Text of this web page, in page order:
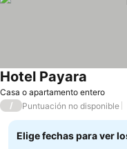
Casa o apartamento entero
Hotel Payara
/ Puntuación no disponible
Elige fechas para ver